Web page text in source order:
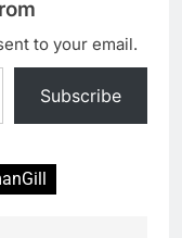
to your email.
Subscribe